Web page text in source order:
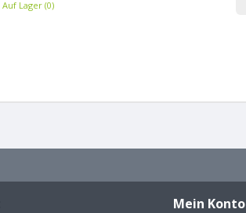
Auf Lager (0)
Mein Konto